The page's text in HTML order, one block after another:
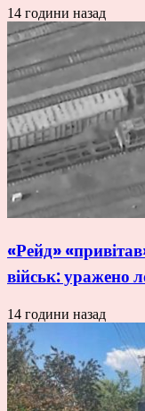
14 години назад
«Рейд»
військ: уражено
14 години назад